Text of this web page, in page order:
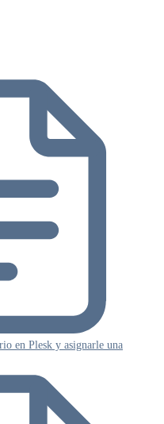
en Plesk y asignarle una